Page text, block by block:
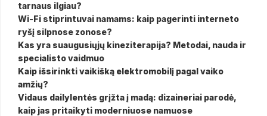
tarnaus ilgiau?
Wi-Fi stiprintuvai namams: kaip pagerinti interneto
ryšį silpnose zonose?
Kas yra suaugusiųjų kineziterapija? Metodai, nauda ir
specialisto vaidmuo
Kaip išsirinkti vaikišką elektromobilį pagal vaiko
amžių?
Vidaus dailylentės grįžta į madą: dizaineriai parodė,
kaip jas pritaikyti moderniuose namuose